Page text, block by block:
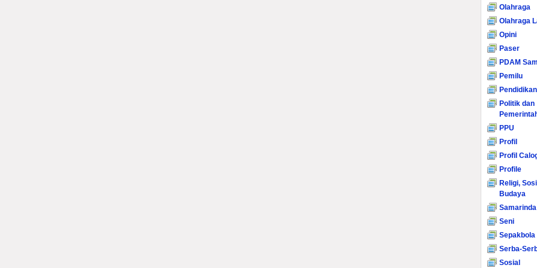
Olahraga
Olahraga
Opini
Paser
PDAM
Pemilu
Pendidikan
Politik dan
PPU
Profil
Profil
Profile
Religi,
Budaya
Samarinda
Seni
Sepakbola
Serba-
Sosial